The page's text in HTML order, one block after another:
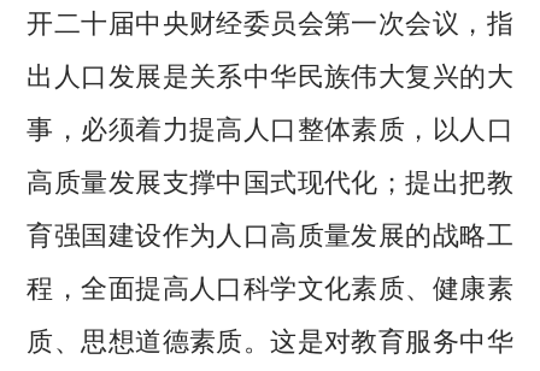
开二十届中央财经委员会第一次会议，指
出人口发展是关系中华民族伟大复兴的大
事，必须着力提高人口整体素质，以人口
高质量发展支撑中国式现代化；提出把教
育强国建设作为人口高质量发展的战略工
程，全面提高人口科学文化素质、健康素
质、思想道德素质。这是对教育服务中华